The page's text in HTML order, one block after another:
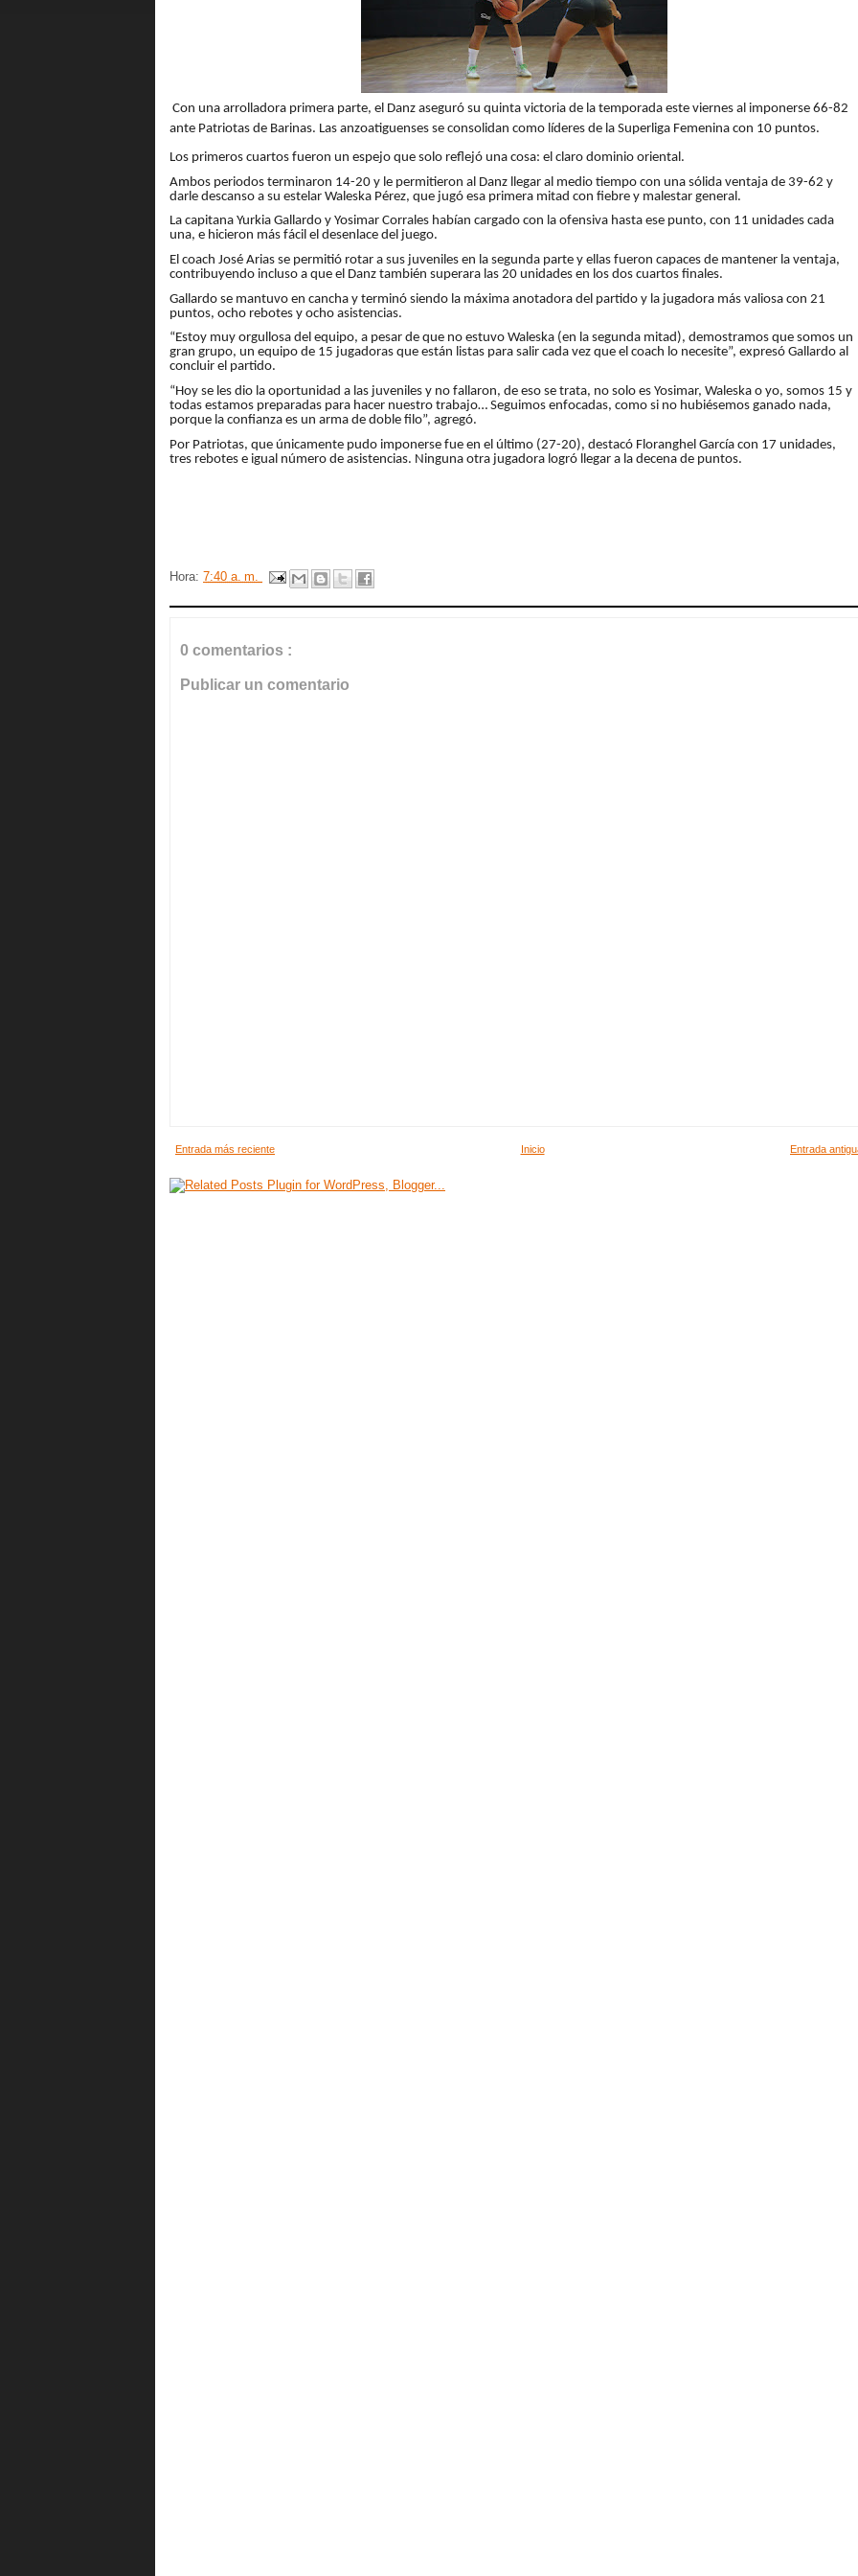
Con una arrolladora primera parte, el Danz aseguró su quinta victoria de la temporada este viernes al imponerse 66-82
ante Patriotas de Barinas. Las anzoatiguenses se consolidan como líderes de la Superliga Femenina con 10 puntos.
Los primeros cuartos fueron un espejo que solo reflejó una cosa: el claro dominio oriental.
Ambos periodos terminaron 14-20 y le permitieron al Danz llegar al medio tiempo con una sólida ventaja de 39-62 y
darle descanso a su estelar Waleska Pérez, que jugó esa primera mitad con fiebre y malestar general.
La capitana Yurkia Gallardo y Yosimar Corrales habían cargado con la ofensiva hasta ese punto, con 11 unidades cada
una, e hicieron más fácil el desenlace del juego.
El coach José Arias se permitió rotar a sus juveniles en la segunda parte y ellas fueron capaces de mantener la ventaja,
contribuyendo incluso a que el Danz también superara las 20 unidades en los dos cuartos finales.
Gallardo se mantuvo en cancha y terminó siendo la máxima anotadora del partido y la jugadora más valiosa con 21
puntos, ocho rebotes y ocho asistencias.
“Estoy muy orgullosa del equipo, a pesar de que no estuvo Waleska (en la segunda mitad), demostramos que somos un
gran grupo, un equipo de 15 jugadoras que están listas para salir cada vez que el coach lo necesite”, expresó Gallardo al
concluir el partido.
“Hoy se les dio la oportunidad a las juveniles y no fallaron, de eso se trata, no solo es Yosimar, Waleska o yo, somos 15 y
todas estamos preparadas para hacer nuestro trabajo… Seguimos enfocadas, como si no hubiésemos ganado nada,
porque la confianza es un arma de doble filo”, agregó.
Por Patriotas, que únicamente pudo imponerse fue en el último (27-20), destacó Floranghel García con 17 unidades,
tres rebotes e igual número de asistencias. Ninguna otra jugadora logró llegar a la decena de puntos.
Hora: 7:40 a. m.
0 comentarios :
Publicar un comentario
Entrada más reciente Entrada
Inicio